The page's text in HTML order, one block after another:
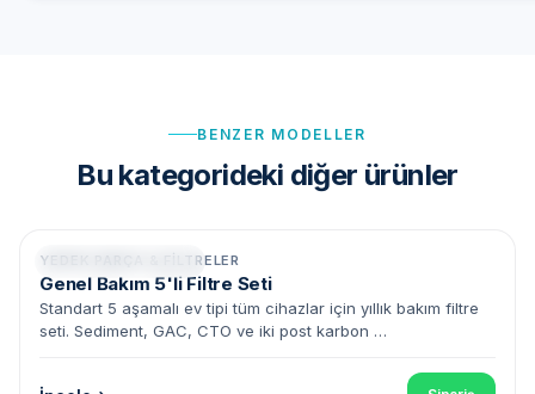
BENZER MODELLER
Bu kategorideki diğer ürünler
Yıllık Bakım • 5 Parça
YEDEK PARÇA & FILTRELER
Genel Bakım 5'li Filtre Seti
Standart 5 aşamalı ev tipi tüm cihazlar için yıllık bakım filtre
seti. Sediment, GAC, CTO ve iki post karbon …